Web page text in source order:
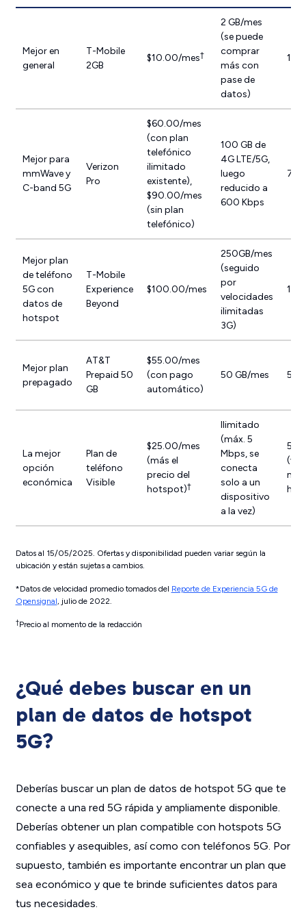
Mejor en
general
T-Mobile
2GB
$10.00/mes†
2 GB/mes
(se puede
comprar
más con
pase de
datos)
Mejor para
mmWave y
C-band 5G
Verizon
Pro
$60.00/mes
(con plan
telefónico
ilimitado
existente),
$90.00/mes
(sin plan
telefónico)
100 GB de
4G LTE/5G,
luego
reducido a
600 Kbps
Mejor plan
de teléfono
5G con
datos de
hotspot
T-Mobile
Experience
Beyond
$100.00/mes
250GB/mes
(seguido
por
velocidades
ilimitadas
3G)
Mejor plan
prepagado
AT&T
Prepaid 50
GB
$55.00/mes
(con pago
automático)
50 GB/mes
La mejor
opción
económica
Plan de
teléfono
Visible
$25.00/mes
(más el
precio del
hotspot)†
Ilimitado
(máx. 5
Mbps, se
conecta
solo a un
dispositivo
a la vez)
5
Datos al 15/05/2025. Ofertas y disponibilidad pueden variar según la
ubicación y están sujetas a cambios.
*Datos de velocidad promedio tomados del Reporte de Experiencia 5G de
Opensignal, julio de 2022.
†Precio al momento de la redacción
¿Qué debes buscar en un
plan de datos de hotspot
5G?
Deberías buscar un plan de datos de hotspot 5G que te
conecte a una red 5G rápida y ampliamente disponible.
Deberías obtener un plan compatible con hotspots 5G
confiables y asequibles, así como con teléfonos 5G. Por
supuesto, también es importante encontrar un plan que
sea económico y que te brinde suficientes datos para
tus necesidades.